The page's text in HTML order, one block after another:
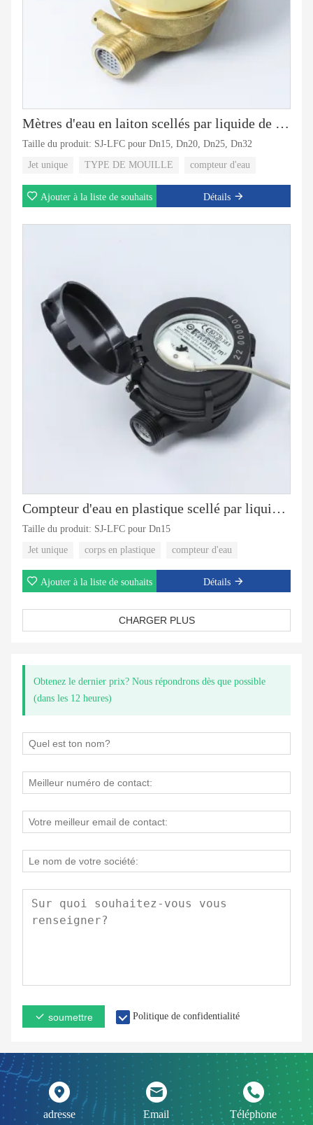
Mètres d'eau en laiton scellés par liquide de jet simple
Taille du produit: SJ-LFC pour Dn15, Dn20, Dn25, Dn32
Jet unique
TYPE DE MOUILLE compteur d'eau
Ajouter à la liste de souhaits Détails
Compteur d'eau en plastique scellé par liquide à jet unique
Taille du produit: SJ-LFC pour Dn15
Jet unique
corps en plastique compteur d'eau
Ajouter à la liste de souhaits Détails
CHARGER PLUS
Obtenez le dernier prix? Nous répondrons dès que possible
(dans les 12 heures)
soumettre Politique de confidentialité
adresse Email Téléphone